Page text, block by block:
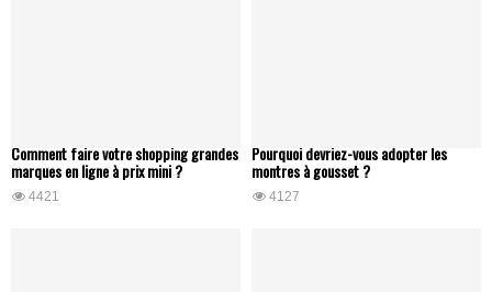
Comment faire votre shopping grandes
marques en ligne à prix mini ?
4421
Pourquoi devriez-vous adopter les
montres à gousset ?
4127